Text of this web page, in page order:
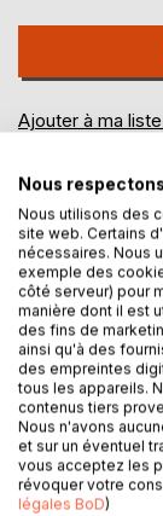
Ajouter à ma
DESCRIPTION
Les « 180 »
le dernier volet,
production
polymorphe
quatre albums
Nous
Nous utilisons des
site web. Certains
nécessaires. Nous
exemple des
côté serveur) pour
manière dont il est
des fins de
ainsi qu'à des
des empreintes
tous les appareils.
contenus tiers
Nous n'avons
et sur un éventuel
vous acceptez les
révoquer votre
légales BoD)